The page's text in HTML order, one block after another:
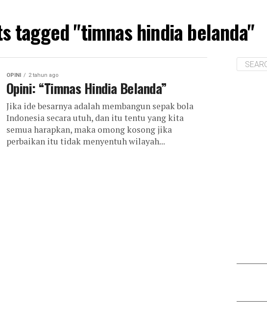
tagged "timnas hindia belanda"
OPINI 2 tahun ago
Opini: “Timnas Hindia Belanda”
Jika ide besarnya adalah membangun sepak bola
Indonesia secara utuh, dan itu tentu yang kita
semua harapkan, maka omong kosong jika
perbaikan itu tidak menyentuh wilayah...